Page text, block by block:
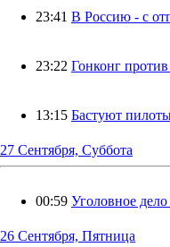
23:41 В Россию - с
23:22 Гонконг
13:15 Бастуют
27 Сентября, Суббота
00:59 Уголовное
26 Сентября, Пятница